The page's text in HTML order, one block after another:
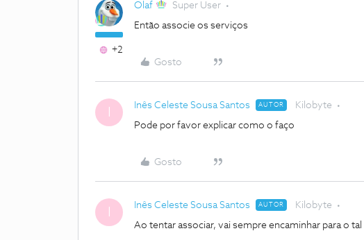
+2
Olaf Super User
Então associe os serviços
Gosto
Inês Celeste Sousa Santos AUTOR Kilobyte
Pode por favor explicar como o faço
Gosto
Inês Celeste Sousa Santos AUTOR Kilobyte
Ao tentar associar, vai sempre encaminhar para o